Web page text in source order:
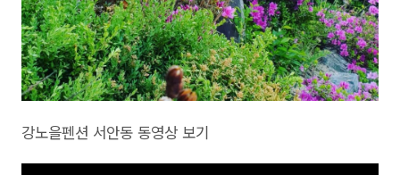
강노을펜션 서안동 동영상 보기